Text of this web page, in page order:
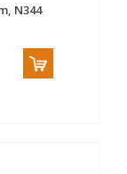
N344